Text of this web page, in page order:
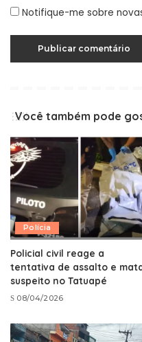
Notifique-me sobre
Você também pode
Polícia
Policial civil reage a
tentativa de assalto e
suspeito no Tatuapé
08/04/2026